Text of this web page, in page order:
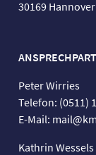
30169 Hannover
Peter Wirries
Telefon: (0511)
E-Mail:
Kathrin Wessels